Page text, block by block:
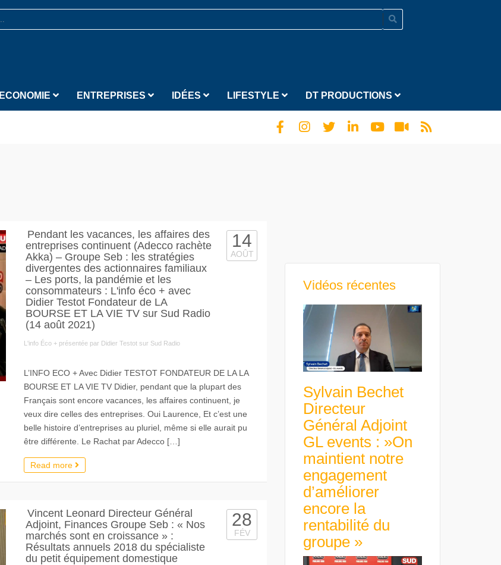
ECONOMIE ENTREPRISES IDÉES LIFESTYLE DT PRODUCTIONS
Pendant les vacances, les affaires des
entreprises continuent (Adecco rachète
Akka) – Groupe Seb : les stratégies
divergentes des actionnaires familiaux
– Les ports, la pandémie et les
consommateurs : L'info éco + avec
Didier Testot Fondateur de LA
BOURSE ET LA VIE TV sur Sud Radio
(14 août 2021)
L'info Éco + présentée par Didier Testot sur Sud Radio
14
AOÛT
L’INFO ECO + Avec Didier TESTOT FONDATEUR DE LA LA
BOURSE ET LA VIE TV Didier, pendant que la plupart des
Français sont encore vacances, les affaires continuent, je
veux dire celles des entreprises. Oui Laurence, Et c’est une
belle histoire d’entreprises au pluriel, même si elle aurait pu
être différente. Le Rachat par Adecco […]
Read more
Vincent Leonard Directeur Général
Adjoint, Finances Groupe Seb : « Nos
marchés sont en croissance » :
Résultats annuels 2018 du spécialiste
du petit équipement domestique
28
FÉV
Vidéos récentes
Sylvain Bechet
Directeur
Général Adjoint
GL events : »On
maintient notre
engagement
d’améliorer
encore la
rentabilité du
groupe »